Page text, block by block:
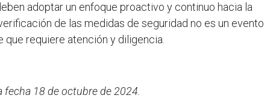
adoptar un enfoque proactivo y continuo hacia la
de las medidas de seguridad no es un evento
requiere atención y diligencia.
fecha 18 de octubre de 2024.